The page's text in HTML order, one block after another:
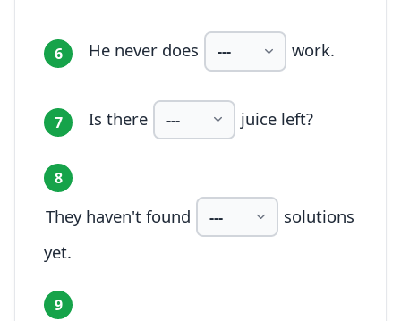
6 He never does work.
7 Is there juice left?
8
They haven't found
solutions
yet.
9